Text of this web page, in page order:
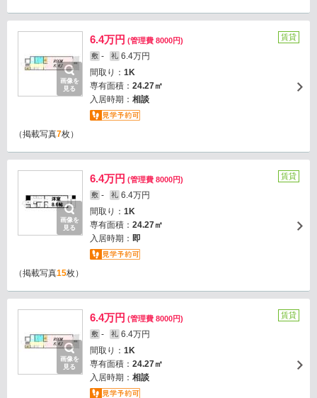
画像を
見る
6.4万円 (管理費 8000円)
敷 - 礼 6.4万円
間取り： 1K
専有面積： 24.27㎡
入居時期： 相談
賃貸
（掲載写真7枚）
画像を
見る
6.4万円 (管理費 8000円)
敷 - 礼 6.4万円
間取り： 1K
専有面積： 24.27㎡
入居時期： 即
賃貸
（掲載写真15枚）
画像を
見る
6.4万円 (管理費 8000円)
敷 - 礼 6.4万円
間取り： 1K
専有面積： 24.27㎡
入居時期： 相談
賃貸